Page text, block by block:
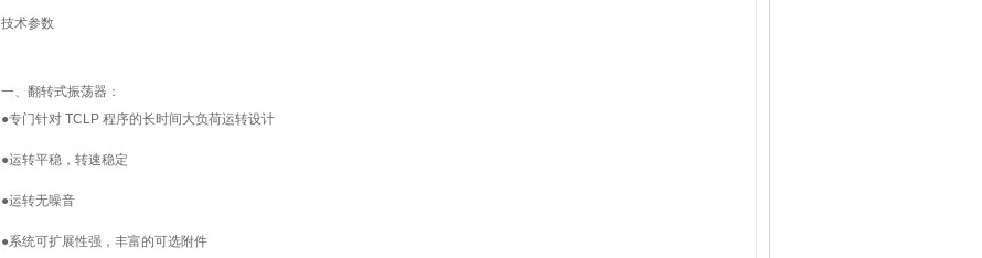
技术参数
一、翻转式振荡器：
●专门针对 TCLP 程序的长时间大负荷运转设计
●运转平稳，转速稳定
●运转无噪音
●系统可扩展性强，丰富的可选附件